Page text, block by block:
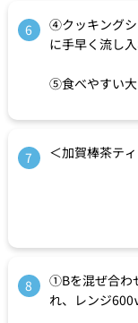
6
④クッキングシ
に手早く流し
⑤食べやすい
7 ＜加賀棒茶テ
8
①Bを混ぜ合わ
れ、レンジ600